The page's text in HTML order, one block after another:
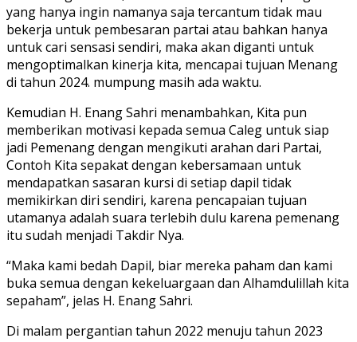
yang hanya ingin namanya saja tercantum tidak mau
bekerja untuk pembesaran partai atau bahkan hanya
untuk cari sensasi sendiri, maka akan diganti untuk
mengoptimalkan kinerja kita, mencapai tujuan Menang
di tahun 2024. mumpung masih ada waktu.
Kemudian H. Enang Sahri menambahkan, Kita pun
memberikan motivasi kepada semua Caleg untuk siap
jadi Pemenang dengan mengikuti arahan dari Partai,
Contoh Kita sepakat dengan kebersamaan untuk
mendapatkan sasaran kursi di setiap dapil tidak
memikirkan diri sendiri, karena pencapaian tujuan
utamanya adalah suara terlebih dulu karena pemenang
itu sudah menjadi Takdir Nya.
“Maka kami bedah Dapil, biar mereka paham dan kami
buka semua dengan kekeluargaan dan Alhamdulillah kita
sepaham”, jelas H. Enang Sahri.
Di malam pergantian tahun 2022 menuju tahun 2023